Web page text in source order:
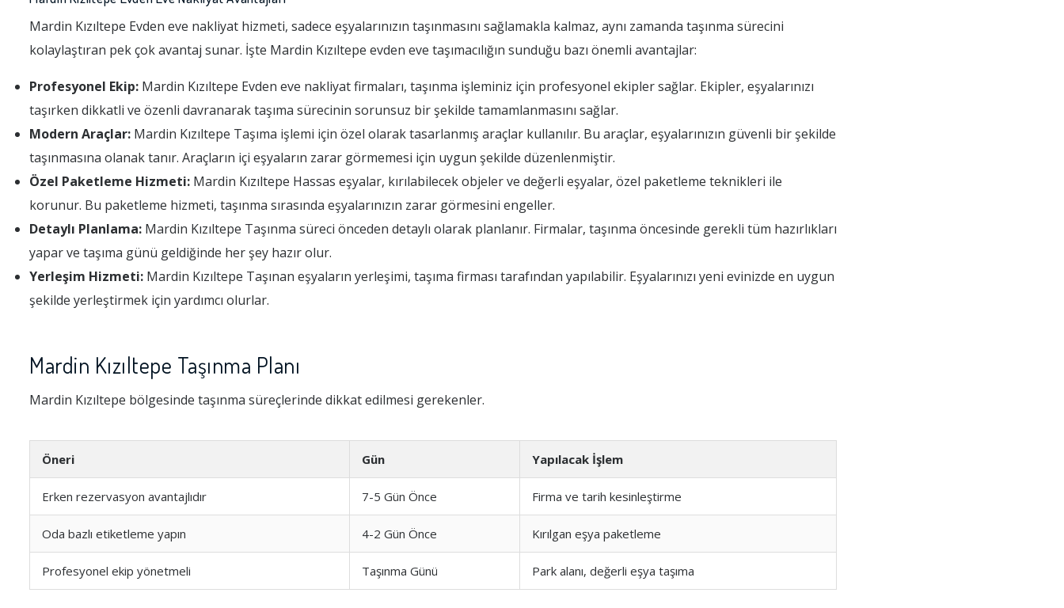
Mardin Kızıltepe Evden eve nakliyat hizmeti, sadece eşyalarınızın taşınmasını sağlamakla kalmaz, aynı zamanda taşınma sürecini
kolaylaştıran pek çok avantaj sunar. İşte Mardin Kızıltepe evden eve taşımacılığın sunduğu bazı önemli avantajlar:
Profesyonel Ekip: Mardin Kızıltepe Evden eve nakliyat firmaları, taşınma işleminiz için profesyonel ekipler sağlar. Ekipler, eşyalarınızı
taşırken dikkatli ve özenli davranarak taşıma sürecinin sorunsuz bir şekilde tamamlanmasını sağlar.
Modern Araçlar: Mardin Kızıltepe Taşıma işlemi için özel olarak tasarlanmış araçlar kullanılır. Bu araçlar, eşyalarınızın güvenli bir şekilde
taşınmasına olanak tanır. Araçların içi eşyaların zarar görmemesi için uygun şekilde düzenlenmiştir.
Özel Paketleme Hizmeti: Mardin Kızıltepe Hassas eşyalar, kırılabilecek objeler ve değerli eşyalar, özel paketleme teknikleri ile
korunur. Bu paketleme hizmeti, taşınma sırasında eşyalarınızın zarar görmesini engeller.
Detaylı Planlama: Mardin Kızıltepe Taşınma süreci önceden detaylı olarak planlanır. Firmalar, taşınma öncesinde gerekli tüm hazırlıkları
yapar ve taşıma günü geldiğinde her şey hazır olur.
Yerleşim Hizmeti: Mardin Kızıltepe Taşınan eşyaların yerleşimi, taşıma firması tarafından yapılabilir. Eşyalarınızı yeni evinizde en uygun
şekilde yerleştirmek için yardımcı olurlar.
Mardin Kızıltepe Taşınma Planı
Mardin Kızıltepe bölgesinde taşınma süreçlerinde dikkat edilmesi gerekenler.
Öneri Gün Yapılacak İşlem
Erken rezervasyon avantajlıdır 7-5 Gün Önce Firma ve tarih kesinleştirme
Oda bazlı etiketleme yapın 4-2 Gün Önce Kırılgan eşya paketleme
Profesyonel ekip yönetmeli Taşınma Günü Park alanı, değerli eşya taşıma